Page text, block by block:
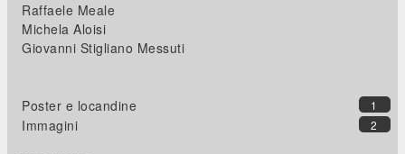
Raffaele Meale
Michela Aloisi
Giovanni Stigliano Messuti
1
Poster e locandine
2
Immagini